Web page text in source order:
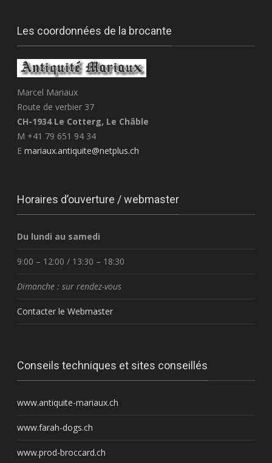
Les coordonnées de la brocante
Marcel Mariaux
Route de verbier 37
CH-1934 Le Cotterg, Le Châble
M +41 79 651 94 34
E mariaux.antiquite@netplus.ch
Horaires d’ouverture / webmaster
Du lundi au samedi
9:00 – 12:00 / 13:30 – 18:30
Dimanche : sur rendez-vous
Contacter le Webmaster
Conseils techniques et sites conseillés
www.antiquite-mariaux.ch
www.farah-dogs.ch
www.prod-broccard.ch